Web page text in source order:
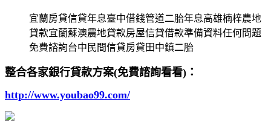
宜蘭房貸信貸年息臺中借錢管道二胎年息高雄楠梓農地
貸款宜蘭蘇澳農地貸款房屋信貸借款準備資料任何問題
免費諮詢台中民間信貸房貸田中鎮二胎
整合各家銀行貸款方案(免費諮詢看看)：
http://www.youbao99.com/